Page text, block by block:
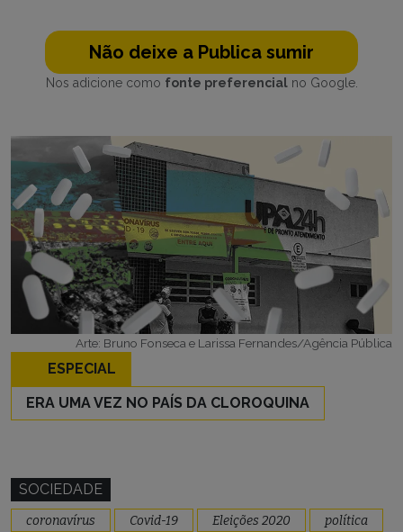
Não deixe a Publica sumir
Nos adicione como fonte preferencialno Google.
Arte: Bruno Fonseca e Larissa Fernandes/Agência Pública
ESPECIAL
ERA UMA VEZ NO PAÍS DA CLOROQUINA
SOCIEDADE
coronavírus Covid-19 Eleições 2020
política